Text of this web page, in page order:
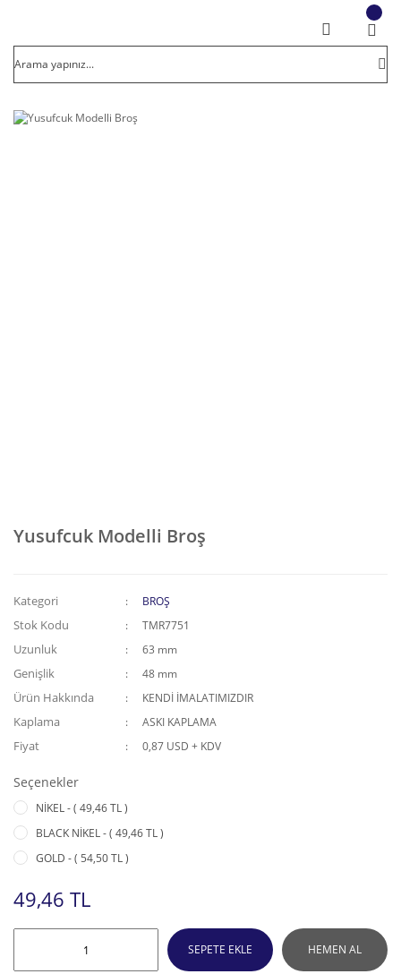
Yusufcuk Modelli Broş
Kategori BROŞ
Stok Kodu TMR7751
Uzunluk 63 mm
Genişlik 48 mm
Ürün Hakkında KENDİ İMALATIMIZDIR
Kaplama ASKI KAPLAMA
Fiyat 0,87 USD + KDV
Seçenekler
NİKEL - ( 49,46 TL )
BLACK NİKEL - ( 49,46 TL )
GOLD - ( 54,50 TL )
49,46 TL
SEPETE EKLE HEMEN AL